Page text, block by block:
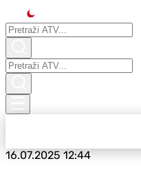
16.07.202512:44